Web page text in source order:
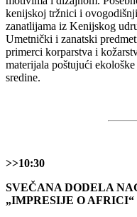
kenijskoj tržnici i
zanatlijama iz Kenijskog
Umetnički i zanatski
primerci korparstva i
materijala poštujući
sredine.
>>10:30
SVEČANA DODELA
„IMPRESIJE O AFRICI“